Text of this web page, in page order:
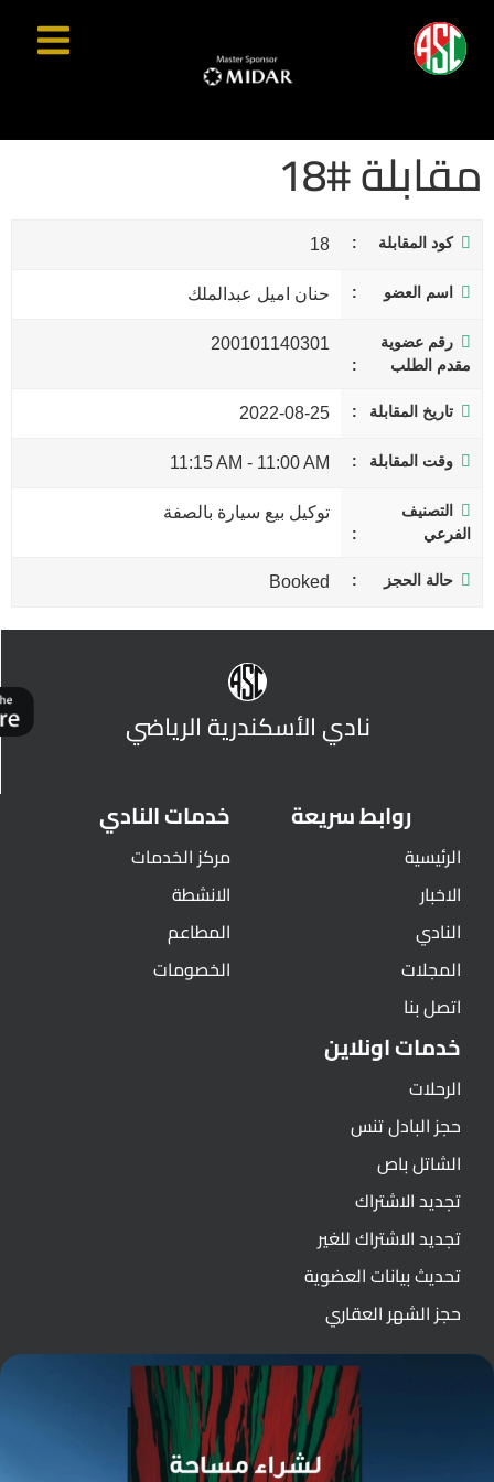
مقابلة #18
كود المقابلة 18
اسم العضو حنان اميل عبدالملك
رقم عضوية
مقدم الطلب
200101140301
تاريخ المقابلة 2022-08-25
وقت المقابلة 11:00 AM
-
11:15 AM
التصنيف
الفرعي
توكيل بيع سيارة بالصفة
حالة الحجز Booked
نادي الأسكندرية الرياضي
روابط سريعة
الرئيسية
الاخبار
النادي
المجلات
اتصل بنا
خدمات النادي
مركز الخدمات
الانشطة
المطاعم
الخصومات
خدمات اونلاين
الرحلات
حجز البادل تنس
الشاتل باص
تجديد الاشتراك
تجديد الاشتراك للغير
تحديث بيانات العضوية
حجز الشهر العقاري